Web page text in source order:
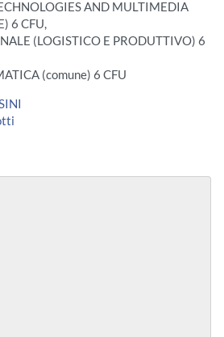
AND MULTIMEDIA
6 CFU,
(LOGISTICO E PRODUTTIVO) 6
(comune) 6 CFU